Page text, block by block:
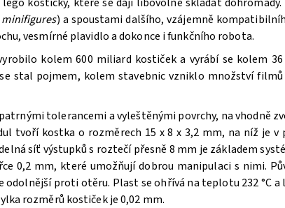
minifigures) a spoustami dalšího, vzájemně
vesmírné plavidlo a dokonce i funkčního robota.
kolem 600 miliard kostiček a vyrábí se kolem
stal pojmem, kolem stavebnic vzniklo množství
tolerancemi a vyleštěnými povrchy, na vhodně
tvoří kostka o rozměrech 15 x 8 x 3,2 mm, na níž je
síť výstupků s roztečí přesně 8 mm je základem
0,2 mm, které umožňují dobrou manipulaci s nimi.
odolnější proti otěru. Plast se ohřívá na teplotu 232 °C
rozměrů kostiček je 0,02 mm.